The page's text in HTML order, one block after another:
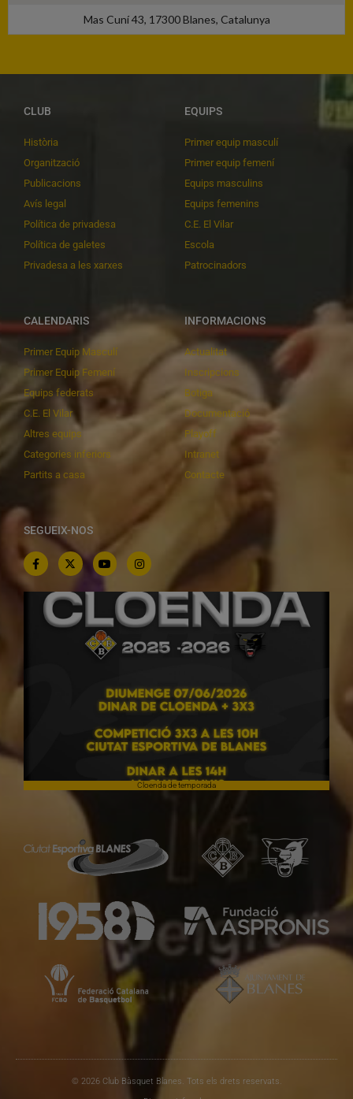
Mas Cuní 43, 17300 Blanes, Catalunya
CLUB
Història
Organització
Publicacions
Avís legal
Política de privadesa
Política de galetes
Privadesa a les xarxes
EQUIPS
Primer equip masculí
Primer equip femení
Equips masculins
Equips femenins
C.E. El Vilar
Escola
Patrocinadors
CALENDARIS
Primer Equip Masculí
Primer Equip Femení
Equips federats
C.E. El Vilar
Altres equips
Categories inferiors
Partits a casa
INFORMACIONS
Actualitat
Inscripcions
Botiga
Documentació
Playoff
Intranet
Contacte
SEGUEIX-NOS
Cloenda de temporada
© 2026 Club Bàsquet Blanes. Tots els drets reservats.